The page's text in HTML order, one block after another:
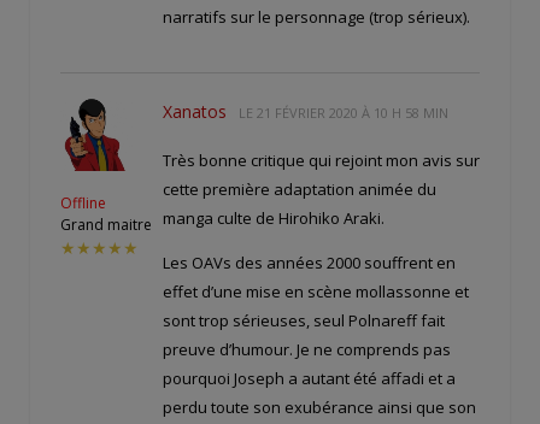
narratifs sur le personnage (trop sérieux).
Offline
Grand maitre
★★★★★
Xanatos LE 21 FÉVRIER 2020 À 10 H 58 MIN
Très bonne critique qui rejoint mon avis sur
cette première adaptation animée du
manga culte de Hirohiko Araki.
Les OAVs des années 2000 souffrent en
effet d’une mise en scène mollassonne et
sont trop sérieuses, seul Polnareff fait
preuve d’humour. Je ne comprends pas
pourquoi Joseph a autant été affadi et a
perdu toute son exubérance ainsi que son